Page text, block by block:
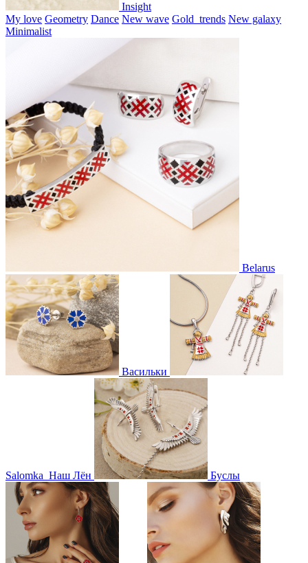
Insight
My love Geometry Dance New wave Gold_trends New galaxy
Minimalist
Belarus
Васильки
Salomka Наш Лён Буслы